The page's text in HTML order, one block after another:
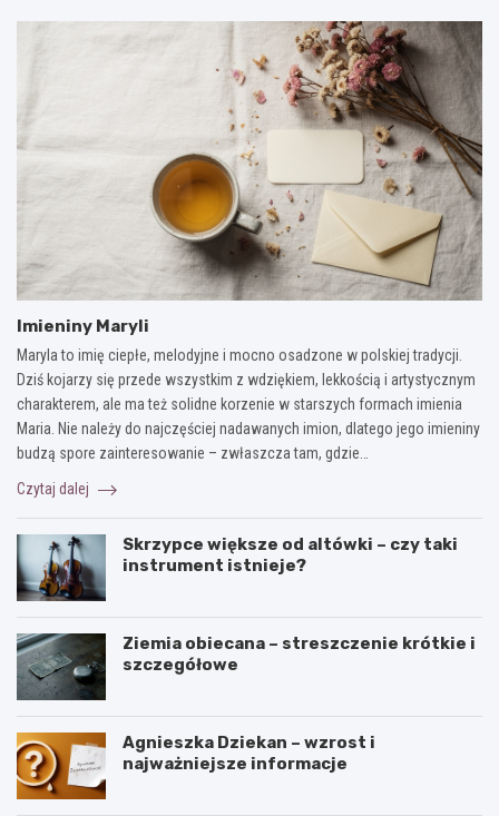
Imieniny Maryli
Maryla to imię ciepłe, melodyjne i mocno osadzone w polskiej tradycji.
Dziś kojarzy się przede wszystkim z wdziękiem, lekkością i artystycznym
charakterem, ale ma też solidne korzenie w starszych formach imienia
Maria. Nie należy do najczęściej nadawanych imion, dlatego jego imieniny
budzą spore zainteresowanie – zwłaszcza tam, gdzie…
Czytaj dalej
Skrzypce większe od altówki – czy taki
instrument istnieje?
Ziemia obiecana – streszczenie krótkie i
szczegółowe
Agnieszka Dziekan – wzrost i
najważniejsze informacje